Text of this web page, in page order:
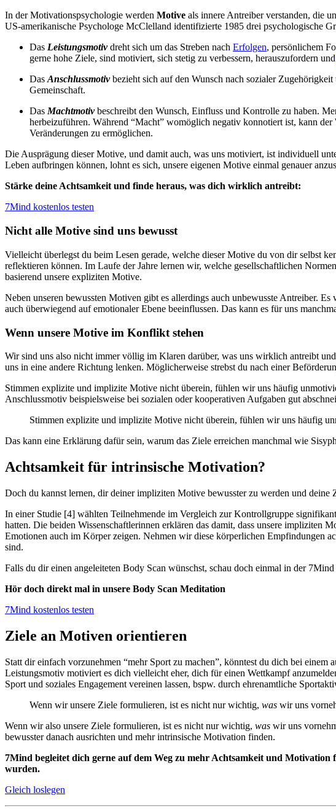
In der Motivationspsychologie werden Motive als innere Antreiber verstanden, die
US-amerikanische Psychologe McClelland identifizierte 1985 drei psychologische
Das Leistungsmotivdreht sich um das Streben nach Erfolgen, persönlichem
gerne hohe Ziele, sind motiviert, sich stetig zu verbessern, herauszufordern und
DasAnschlussmotivbezieht sich auf den Wunsch nach sozialer
Gemeinschaft.
DasMachtmotivbeschreibt den Wunsch, Einfluss und Kontrolle zu haben.
herbeizuführen. Während “Macht” womöglich negativ konnotiert ist, kann
Veränderungen zu ermöglichen.
Die Ausprägung dieser Motive, und damit auch, was uns motiviert, ist individuell
Leben aufbringen können, lohnt es sich, unsere eigenen Motive einmal genauer
Stärke deine Achtsamkeit und finde heraus, was dich wirklich antreibt:
7Mind kostenlos testen
Nicht alle Motive sind uns bewusst
Vielleicht überlegst du beim Lesen gerade, welche dieser Motive du von dir selbst
reflektieren können. Im Laufe der Jahre lernen wir, welche gesellschaftlichen
basierend unsere expliziten Motive.
Neben unseren bewussten Motiven gibt es allerdings auch unbewusste Antreiber. Es
auch überwiegend auf emotionaler Ebene beeinflussen. Das kann es für uns
Wenn unsere Motive im Konflikt stehen
Wir sind uns also nicht immer völlig im Klaren darüber, was uns wirklich antreibt
uns in eine andere Richtung lenken. Möglicherweise strebst du nach einer
Stimmen explizite und implizite Motive nicht überein, fühlen wir uns häufig
Anschlussmotiv beispielsweise bei sozialen oder kooperativen Aufgaben gut
Stimmen explizite und implizite Motive nicht überein, fühlen wir uns häufig
Das kann eine Erklärung dafür sein, warum das Ziele erreichen manchmal wie
Achtsamkeit für intrinsische Motivation?
Doch du kannst lernen, dir deiner impliziten Motive bewusster zu werden und
In einer Studie [4] wählten Teilnehmende im Vergleich zur Kontrollgruppe
hatten. Die beiden Wissenschaftlerinnen erklären das damit, dass unsere impliziten
Emotionen auch im Körper zeigen. Nehmen wir diese körperlichen Empfindungen
sind.
Falls du dir einen angeleiteten Body Scan wünschst, schau doch einmal in der
Hör doch direkt mal in unsere Body Scan Meditation
7Mind kostenlos testen
Ziele an Motiven orientieren
Statt dir einfach vorzunehmen “mehr Sport zu machen”, könntest du dich bei
Leistungsmotiv motiviert es dich vielleicht eher, dich für einen Wettkampf
Sport und soziales Engagement vereinen lassen, bspw. durch ehrenamtliche
Wenn wir unsere Ziele formulieren, ist es nicht nur wichtig, was wir uns
Wenn wir also unsere Ziele formulieren, ist es nicht nur wichtig, was wir uns
bewusster danach ausrichten und mehr intrinsische Motivation finden.
7Mind begleitet dich gerne auf dem Weg zu mehr Achtsamkeit und
wurden.
Gleich loslegen